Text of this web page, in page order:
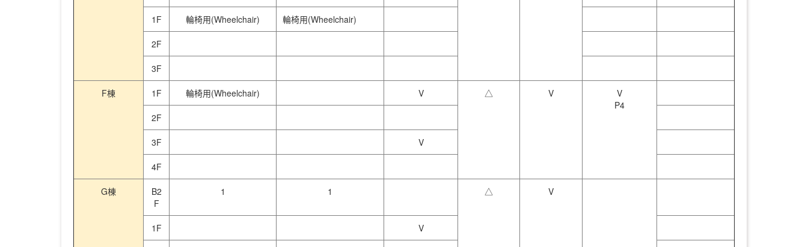
1F 輪椅用(Wheelchair) 輪椅用(Wheelchair)
2F
3F
F棟 1F 輪椅用(Wheelchair) V △ V
V
P4
2F
3F V
4F
G棟
B2
F
1 1 △ V
1F V